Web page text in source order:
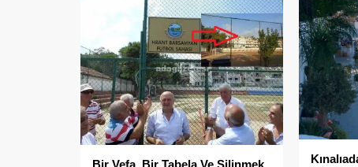
Bir Vefa, Bir Tabela Ve Silinmek